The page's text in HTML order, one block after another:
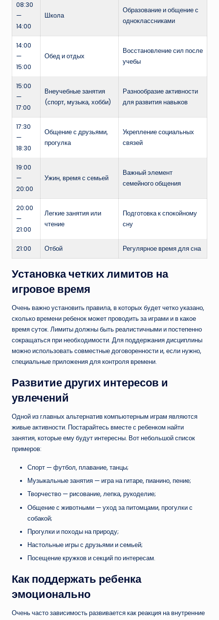
08:30
—
14:00
Школа
Образование и общение с
одноклассниками
14:00
—
15:00
Обед и отдых
Восстановление сил после
учебы
15:00
—
17:00
Внеучебные занятия
(спорт, музыка, хобби)
Разнообразие активности
для развития навыков
17:30
—
18:30
Общение с друзьями,
прогулка
Укрепление социальных
связей
19:00
—
20:00
Ужин, время с семьей
Важный элемент
семейного общения
20:00
—
21:00
Легкие занятия или
чтение
Подготовка к спокойному
сну
21:00 Отбой Регулярное время для сна
Установка четких лимитов на
игровое время
Очень важно установить правила, в которых будет четко указано,
сколько времени ребенок может проводить за играми и в какое
время суток. Лимиты должны быть реалистичными и постепенно
сокращаться при необходимости. Для поддержания дисциплины
можно использовать совместные договоренности и, если нужно,
специальные приложения для контроля времени.
Развитие других интересов и
увлечений
Одной из главных альтернатив компьютерным играм являются
живые активности. Постарайтесь вместе с ребенком найти
занятия, которые ему будут интересны. Вот небольшой список
примеров:
Спорт — футбол, плавание, танцы;
Музыкальные занятия — игра на гитаре, пианино, пение;
Творчество — рисование, лепка, рукоделие;
Общение с животными — уход за питомцами, прогулки с
собакой;
Прогулки и походы на природу;
Настольные игры с друзьями и семьей;
Посещение кружков и секций по интересам.
Как поддержать ребенка
эмоционально
Очень часто зависимость развивается как реакция на внутренние